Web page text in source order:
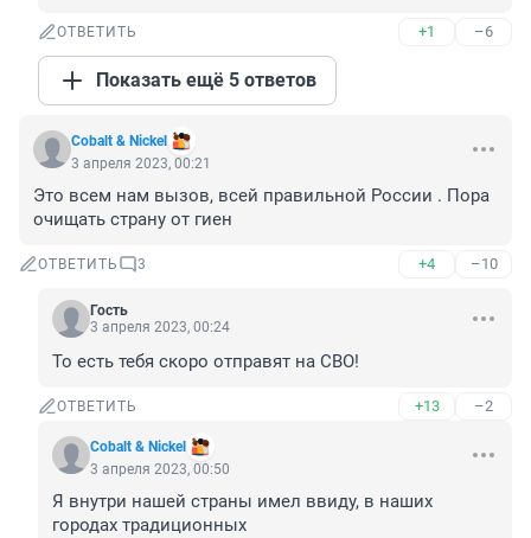
ОТВЕТИТЬ +1 –6
Показать ещё 5 ответов
Cobalt & Nickel
3 апреля 2023, 00:21
Это всем нам вызов, всей правильной России . Пора
очищать страну от гиен
ОТВЕТИТЬ 3 +4 –10
Гость
3 апреля 2023, 00:24
То есть тебя скоро отправят на СВО!
ОТВЕТИТЬ +13 –2
Cobalt & Nickel
3 апреля 2023, 00:50
Я внутри нашей страны имел ввиду, в наших
городах традиционных